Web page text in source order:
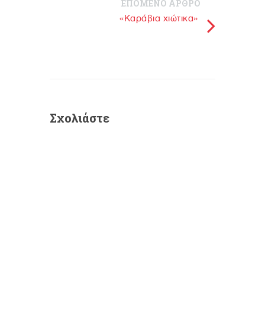
ΕΠΟΜΕΝΟ ΑΡΘΡΟ
«Καράβια χιώτικα»
Σχολιάστε